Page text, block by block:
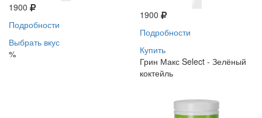
1900
Подробности
Выбрать вкус
%
1900
Подробности
Купить
Грин Макс Select - Зелёный
коктейль